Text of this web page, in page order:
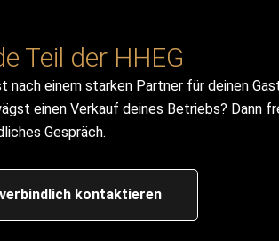
Teil der HHEG
nach einem starken Partner für deinen
einen Verkauf deines Betriebs? Dann
Gespräch.
kontaktieren